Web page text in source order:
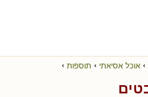
› אוכל אסיאתי › תוספות ›